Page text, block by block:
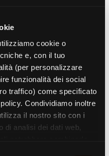
cookie o
e, con il tuo
(per personalizzare
funzionalità dei social
traffico) come specificato
Condividiamo inoltre
il nostro sito con i
di analisi dei dati web,
canali (proiezioni in sala,
web...).